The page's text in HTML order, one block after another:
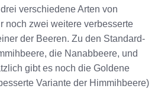
verschiedene Arten von
noch zwei weitere verbesserte
der Beeren. Zu den Standard-
die Nanabbeere, und
gibt es noch die Goldene
Variante der Himmihbeere)